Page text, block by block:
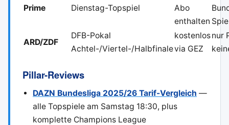
Prime
Dienstag-Topspiel
Abo
enthalten
ARD/ZDF
DFB-Pokal
Achtel-/Viertel-/Halbfinale
kostenlos
via GEZ
nur
Pillar-Reviews
DAZN Bundesliga 2025/26 Tarif-Vergleich —
alle Topspiele am Samstag 18:30, plus
komplette Champions League